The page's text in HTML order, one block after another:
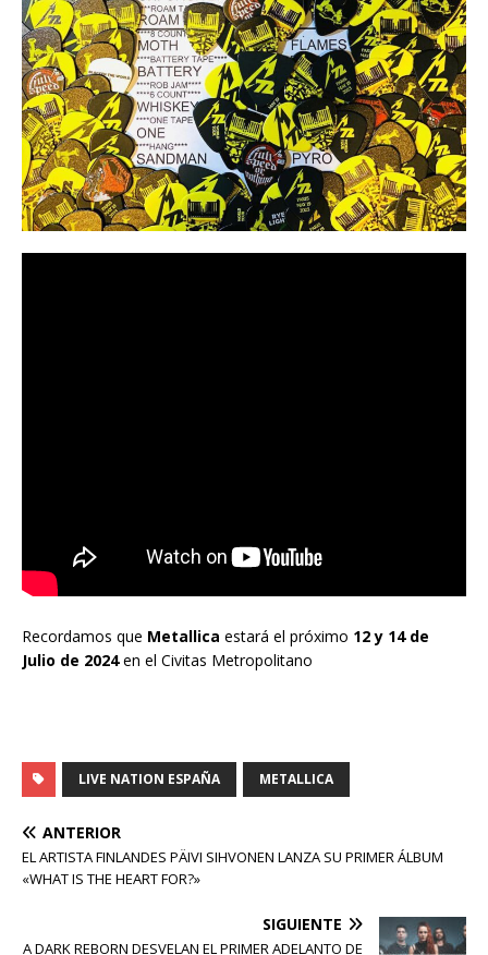
Recordamos que Metallica estará el próximo 12 y 14 de
Julio de 2024en el Civitas Metropolitano
LIVE NATION ESPAÑA METALLICA
ANTERIOR
EL ARTISTA FINLANDES PÄIVI SIHVONEN LANZA SU PRIMER ÁLBUM
«WHAT IS THE HEART FOR?»
SIGUIENTE
A DARK REBORN DESVELAN EL PRIMER ADELANTO DE